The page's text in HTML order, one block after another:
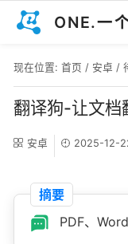
ONE.一
现在位置: 首页 / 安卓 /
翻译狗-让文档
安卓 2025-12-
摘要
PDF、